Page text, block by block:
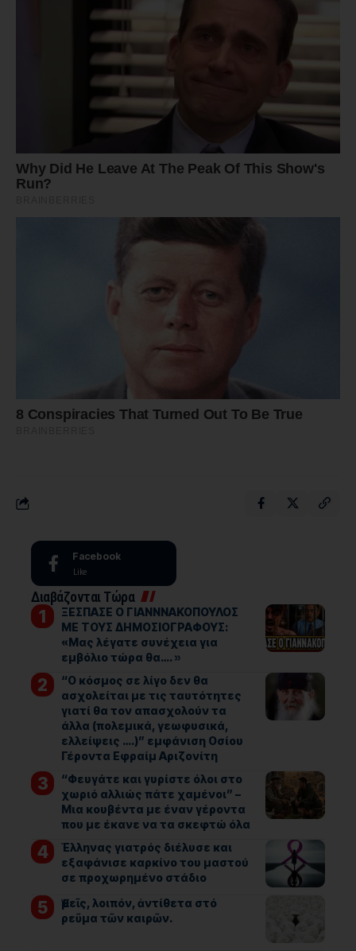
Facebook
Like
Διαβάζονται Τώρα
ΞΕΣΠΑΣΕ Ο ΓΙΑΝΝΝΑΚΟΠΟΥΛΟΣ
ΜΕ ΤΟΥΣ ΔΗΜΟΣΙΟΓΡΑΦΟΥΣ:
«Μας λέγατε συνέχεια για
εμβόλιο τώρα θα…. »
“Ο κόσμος σε λίγο δεν θα
ασχολείται με τις ταυτότητες
γιατί θα τον απασχολούν τα
άλλα (πολεμικά, γεωφυσικά,
ελλείψεις ….)” εμφάνιση Οσίου
Γέροντα Εφραίμ Αριζονίτη
“Φευγάτε και γυρίστε όλοι στο
χωριό αλλιώς πάτε χαμένοι” –
Μια κουβέντα με έναν γέροντα
που με έκανε να τα σκεφτώ όλα
Έλληνας γιατρός διέλυσε και
εξαφάνισε καρκίνο του μαστού
σε προχωρημένο στάδιο
Ἐμεῖς, λοιπόν, ἀντίθετα στό
ρεῦμα τῶν καιρῶν.